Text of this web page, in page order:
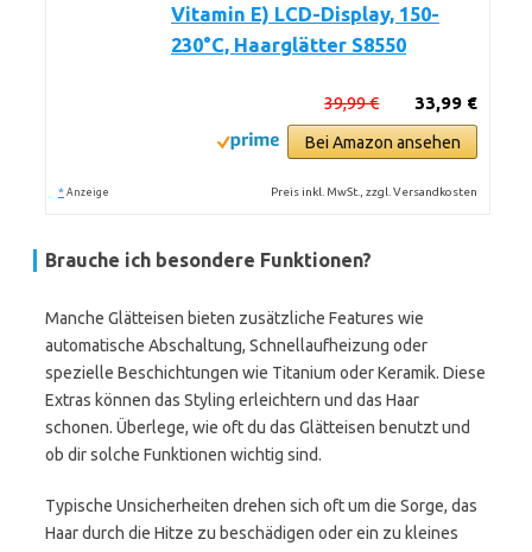
Vitamin E) LCD-Display, 150-
230°C, Haarglätter S8550
33,99 €
39,99 €
Bei Amazon ansehen
* Anzeige Preis inkl. MwSt., zzgl. Versandkosten
Brauche ich besondere Funktionen?
Manche Glätteisen bieten zusätzliche Features wie
automatische Abschaltung, Schnellaufheizung oder
spezielle Beschichtungen wie Titanium oder Keramik. Diese
Extras können das Styling erleichtern und das Haar
schonen. Überlege, wie oft du das Glätteisen benutzt und
ob dir solche Funktionen wichtig sind.
Typische Unsicherheiten drehen sich oft um die Sorge, das
Haar durch die Hitze zu beschädigen oder ein zu kleines